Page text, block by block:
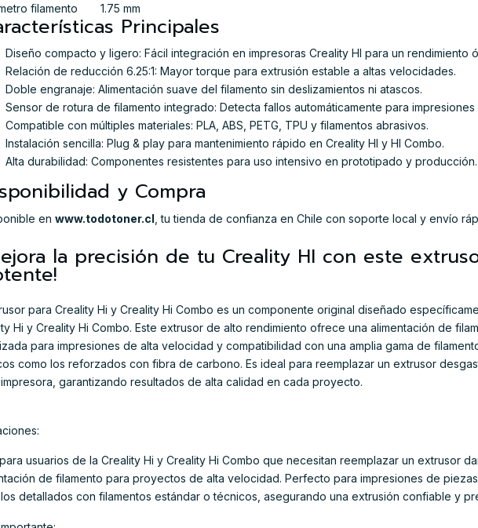
filamento
1.75 mm
Principales
Diseño compacto y ligero: Fácil integración en impresoras Creality HI para un rendimiento
Relación de reducción 6.25:1: Mayor torque para extrusión estable a altas velocidades.
Doble engranaje: Alimentación suave del filamento sin deslizamientos ni atascos.
Sensor de rotura de filamento integrado: Detecta fallos automáticamente para impresiones
Compatible con múltiples materiales: PLA, ABS, PETG, TPU y filamentos abrasivos.
Instalación sencilla: Plug & play para mantenimiento rápido en Creality HI y HI Combo.
Alta durabilidad: Componentes resistentes para uso intensivo en prototipado y producción.
y Compra
en www.todotoner.cl , tu tienda de confianza en Chile con soporte local y envío
la precisión de tu Creality HI con este
para Creality Hi y Creality Hi Combo es un componente original diseñado
Hi y Creality Hi Combo. Este extrusor de alto rendimiento ofrece una alimentación de
para impresiones de alta velocidad y compatibilidad con una amplia gama de
como los reforzados con fibra de carbono. Es ideal para reemplazar un extrusor
garantizando resultados de alta calidad en cada proyecto.
usuarios de la Creality Hi y Creality Hi Combo que necesitan reemplazar un extrusor
de filamento para proyectos de alta velocidad. Perfecto para impresiones de
detallados con filamentos estándar o técnicos, asegurando una extrusión confiable y